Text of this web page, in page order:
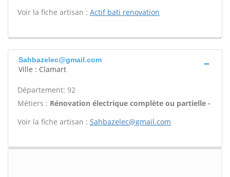
Voir la fiche artisan : Actif bati renovation
Sahbazelec@gmail.com
Ville : Clamart
Département: 92
Métiers : Rénovation électrique complète ou partielle -
Voir la fiche artisan : Sahbazelec@gmail.com